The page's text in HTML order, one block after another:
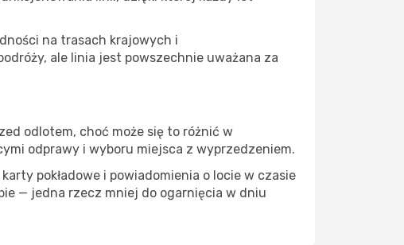
na trasach krajowych i
ale linia jest powszechnie uważana za
odlotem, choć może się to różnić w
odprawy i wyboru miejsca z wyprzedzeniem.
pokładowe i powiadomienia o locie w czasie
— jedna rzecz mniej do ogarnięcia w dniu